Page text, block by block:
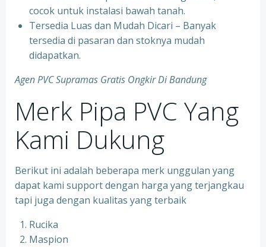
cocok untuk instalasi bawah tanah.
Tersedia Luas dan Mudah Dicari – Banyak
tersedia di pasaran dan stoknya mudah
didapatkan.
Agen PVC Supramas Gratis Ongkir Di Bandung
Merk Pipa PVC Yang
Kami Dukung
Berikut ini adalah beberapa merk unggulan yang
dapat kami support dengan harga yang terjangkau
tapi juga dengan kualitas yang terbaik
Rucika
Maspion